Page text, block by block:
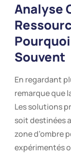
Analyse
Souvent
En regardant
remarque que
Les solutions
soit destinées
zone d’ombre
expérimentés